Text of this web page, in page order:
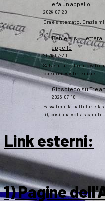
e fa un appello
2026-07-20
Ora è sistemato. Grazie
DanielasuLettera
appello
2026-07-20
Salve a tutti, ho provato
che non esiste. Grazie
GipsotecosuTre
2026-07-10
Passatemi la battuta: e
lì), così una volta scaduti…
Link esterni:
1) Pagine